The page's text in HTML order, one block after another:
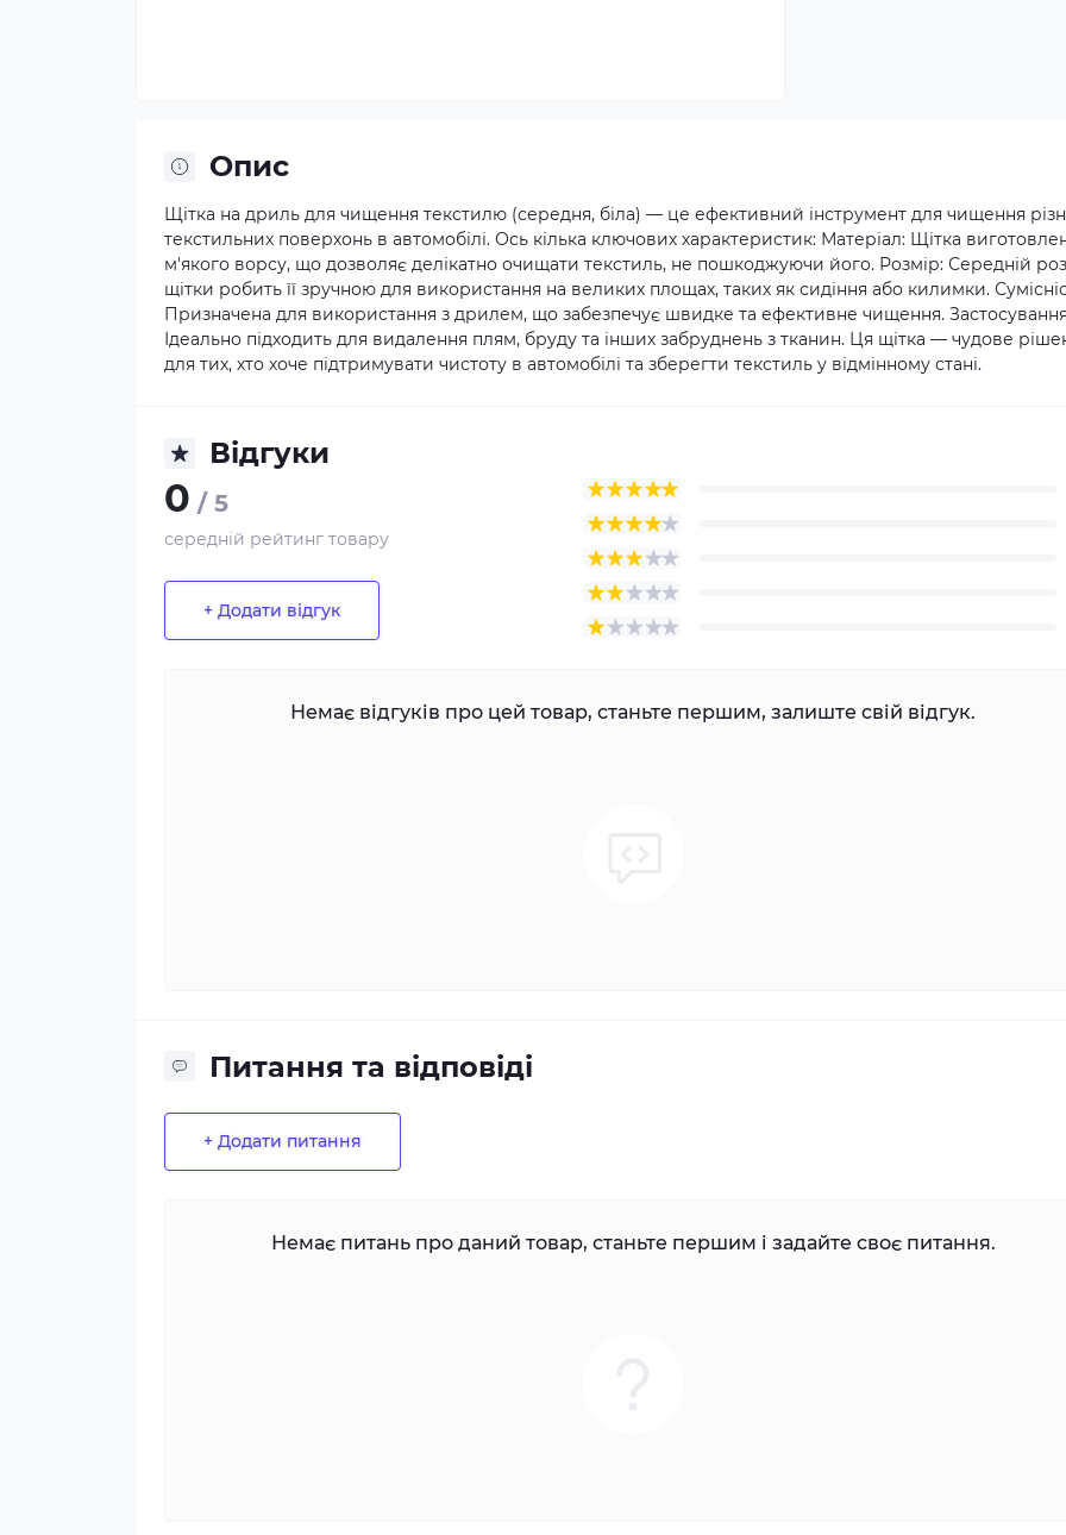
Опис
Щітка на дриль для чищення текстилю (середня, біла) — це ефективний інструмент для чищення
текстильних поверхонь в автомобілі. Ось кілька ключових характеристик: Матеріал: Щітка
м'якого ворсу, що дозволяє делікатно очищати текстиль, не пошкоджуючи його. Розмір: Середній
щітки робить її зручною для використання на великих площах, таких як сидіння або килимки.
Призначена для використання з дрилем, що забезпечує швидке та ефективне чищення.
Ідеально підходить для видалення плям, бруду та інших забруднень з тканин. Ця щітка — чудове
для тих, хто хоче підтримувати чистоту в автомобілі та зберегти текстиль у відмінному стані.
Відгуки
0 / 5
середній рейтинг товару
+ Додати відгук
Немає відгуків про цей товар, станьте першим, залиште свій відгук.
Питання та відповіді
+ Додати питання
Немає питань про даний товар, станьте першим і задайте своє питання.